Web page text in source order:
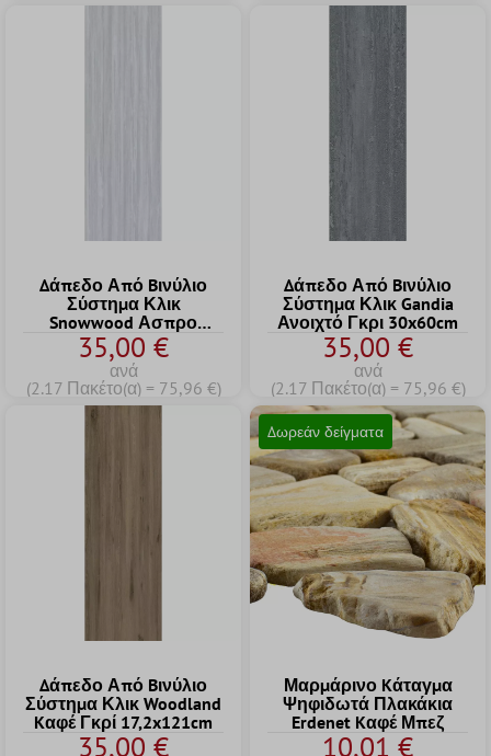
Δάπεδο Από Bινύλιο
Σύστημα Κλικ
Snowwood Ασπρο
17,2x121cm
35,00 €
ανά
(2.17 Πακέτο(α) = 75,96 €)
Δάπεδο Από Bινύλιο
Σύστημα Κλικ Gandia
Ανοιχτό Γκρι 30x60cm
35,00 €
ανά
(2.17 Πακέτο(α) = 75,96 €)
Δάπεδο Από Bινύλιο
Σύστημα Κλικ Woodland
Kαφέ Γκρί 17,2x121cm
35,00 €
Δωρεάν δείγματα
Μαρμάρινο Kάταγμα
Ψηφιδωτά Πλακάκια
Erdenet Kαφέ Μπεζ
10,01 €